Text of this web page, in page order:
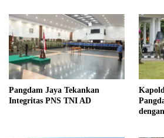
Pangdam Jaya Tekankan
Integritas PNS TNI AD